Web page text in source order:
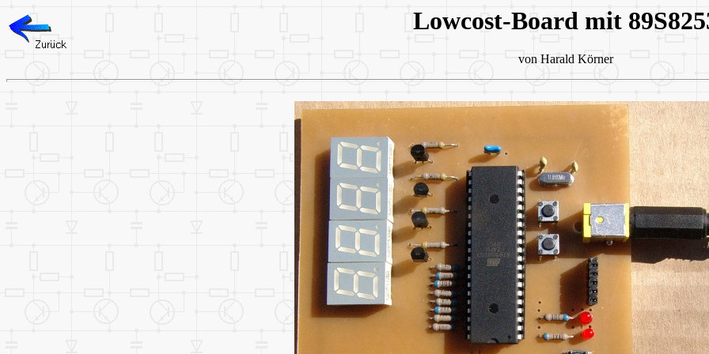
Lowcost-Board mit
von Harald Körner